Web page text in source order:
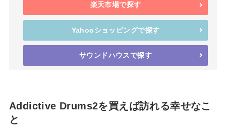
楽天市場で探す
Yahooショッピングで探す
サウンドハウスで探す
Addictive Drums2を買えば訪れる幸せなこ
と